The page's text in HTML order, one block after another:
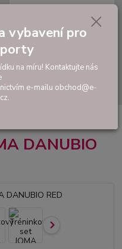
Hledat
0,00 Kč
RED
DANUBIO
vybavení pro
na míru! Kontaktujte nás
e-mailu obchod@e-